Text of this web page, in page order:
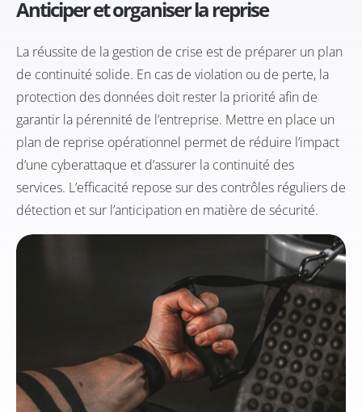
Anticiper et organiser la reprise
La réussite de la gestion de crise est de préparer un plan
de continuité solide. En cas de violation ou de perte, la
protection des données doit rester la priorité afin de
garantir la pérennité de l’entreprise. Mettre en place un
plan de reprise opérationnel permet de réduire l’impact
d’une cyberattaque et d’assurer la continuité des
services. L’efficacité repose sur des contrôles réguliers de
détection et sur l’anticipation en matière de sécurité.